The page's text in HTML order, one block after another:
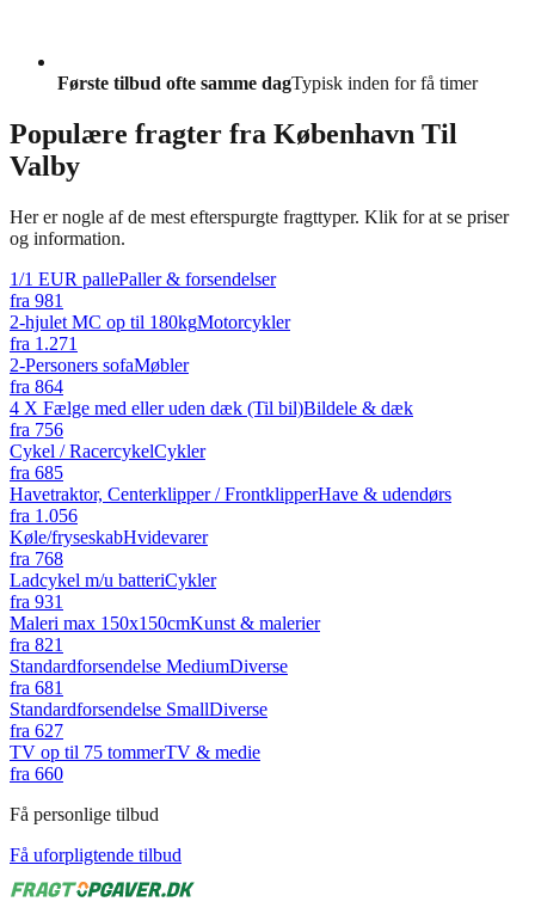
Første tilbud ofte samme dagTypisk inden for få timer
Populære fragter fra København Til
Valby
Her er nogle af de mest efterspurgte fragttyper. Klik for at se priser
og information.
1/1 EUR pallePaller & forsendelser
fra 981
2-hjulet MC op til 180kgMotorcykler
fra 1.271
2-Personers sofaMøbler
fra 864
4 X Fælge med eller uden dæk (Til bil)Bildele & dæk
fra 756
Cykel / RacercykelCykler
fra 685
Havetraktor, Centerklipper / FrontklipperHave & udendørs
fra 1.056
Køle/fryseskabHvidevarer
fra 768
Ladcykel m/u batteriCykler
fra 931
Maleri max 150x150cmKunst & malerier
fra 821
Standardforsendelse MediumDiverse
fra 681
Standardforsendelse SmallDiverse
fra 627
TV op til 75 tommerTV & medie
fra 660
Få personlige tilbud
Få uforpligtende tilbud